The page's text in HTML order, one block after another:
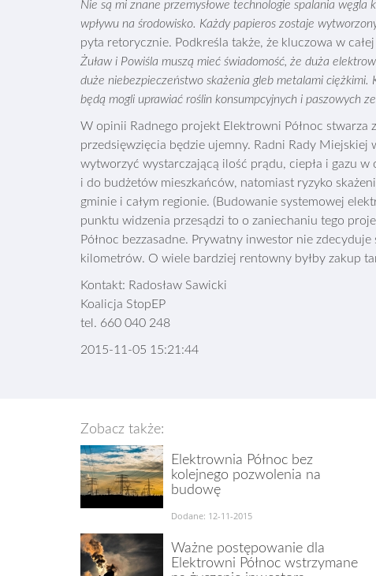
Nie są mi znane przemysłowe technologie spalania
wpływu na środowisko. Każdy papieros zostaje
pyta retorycznie. Podkreśla także, że kluczowa w
Żuław i Powiśla muszą mieć świadomość, że duża
duże niebezpieczeństwo skażenia gleb metalami
będą mogli uprawiać roślin konsumpcyjnych i paszowych
W opinii Radnego projekt Elektrowni Północ stwarza
przedsięwzięcia będzie ujemny. Radni Rady
wytworzyć wystarczającą ilość prądu, ciepła i gazu
i do budżetów mieszkańców, natomiast ryzyko
gminie i całym regionie. (Budowanie systemowej
punktu widzenia przesądzi to o zaniechaniu tego
Północ bezzasadne. Prywatny inwestor nie
kilometrów. O wiele bardziej rentowny byłby zakup
Kontakt: Radosław Sawicki
Koalicja StopEP
tel. 660 040 248
2015-11-05 15:21:44
Zobacz także:
Elektrownia Północ bez
kolejnego pozwolenia na
budowę
Dodane: 12-11-2015
Ważne postępowanie dla
Elektrowni Północ wstrzymane